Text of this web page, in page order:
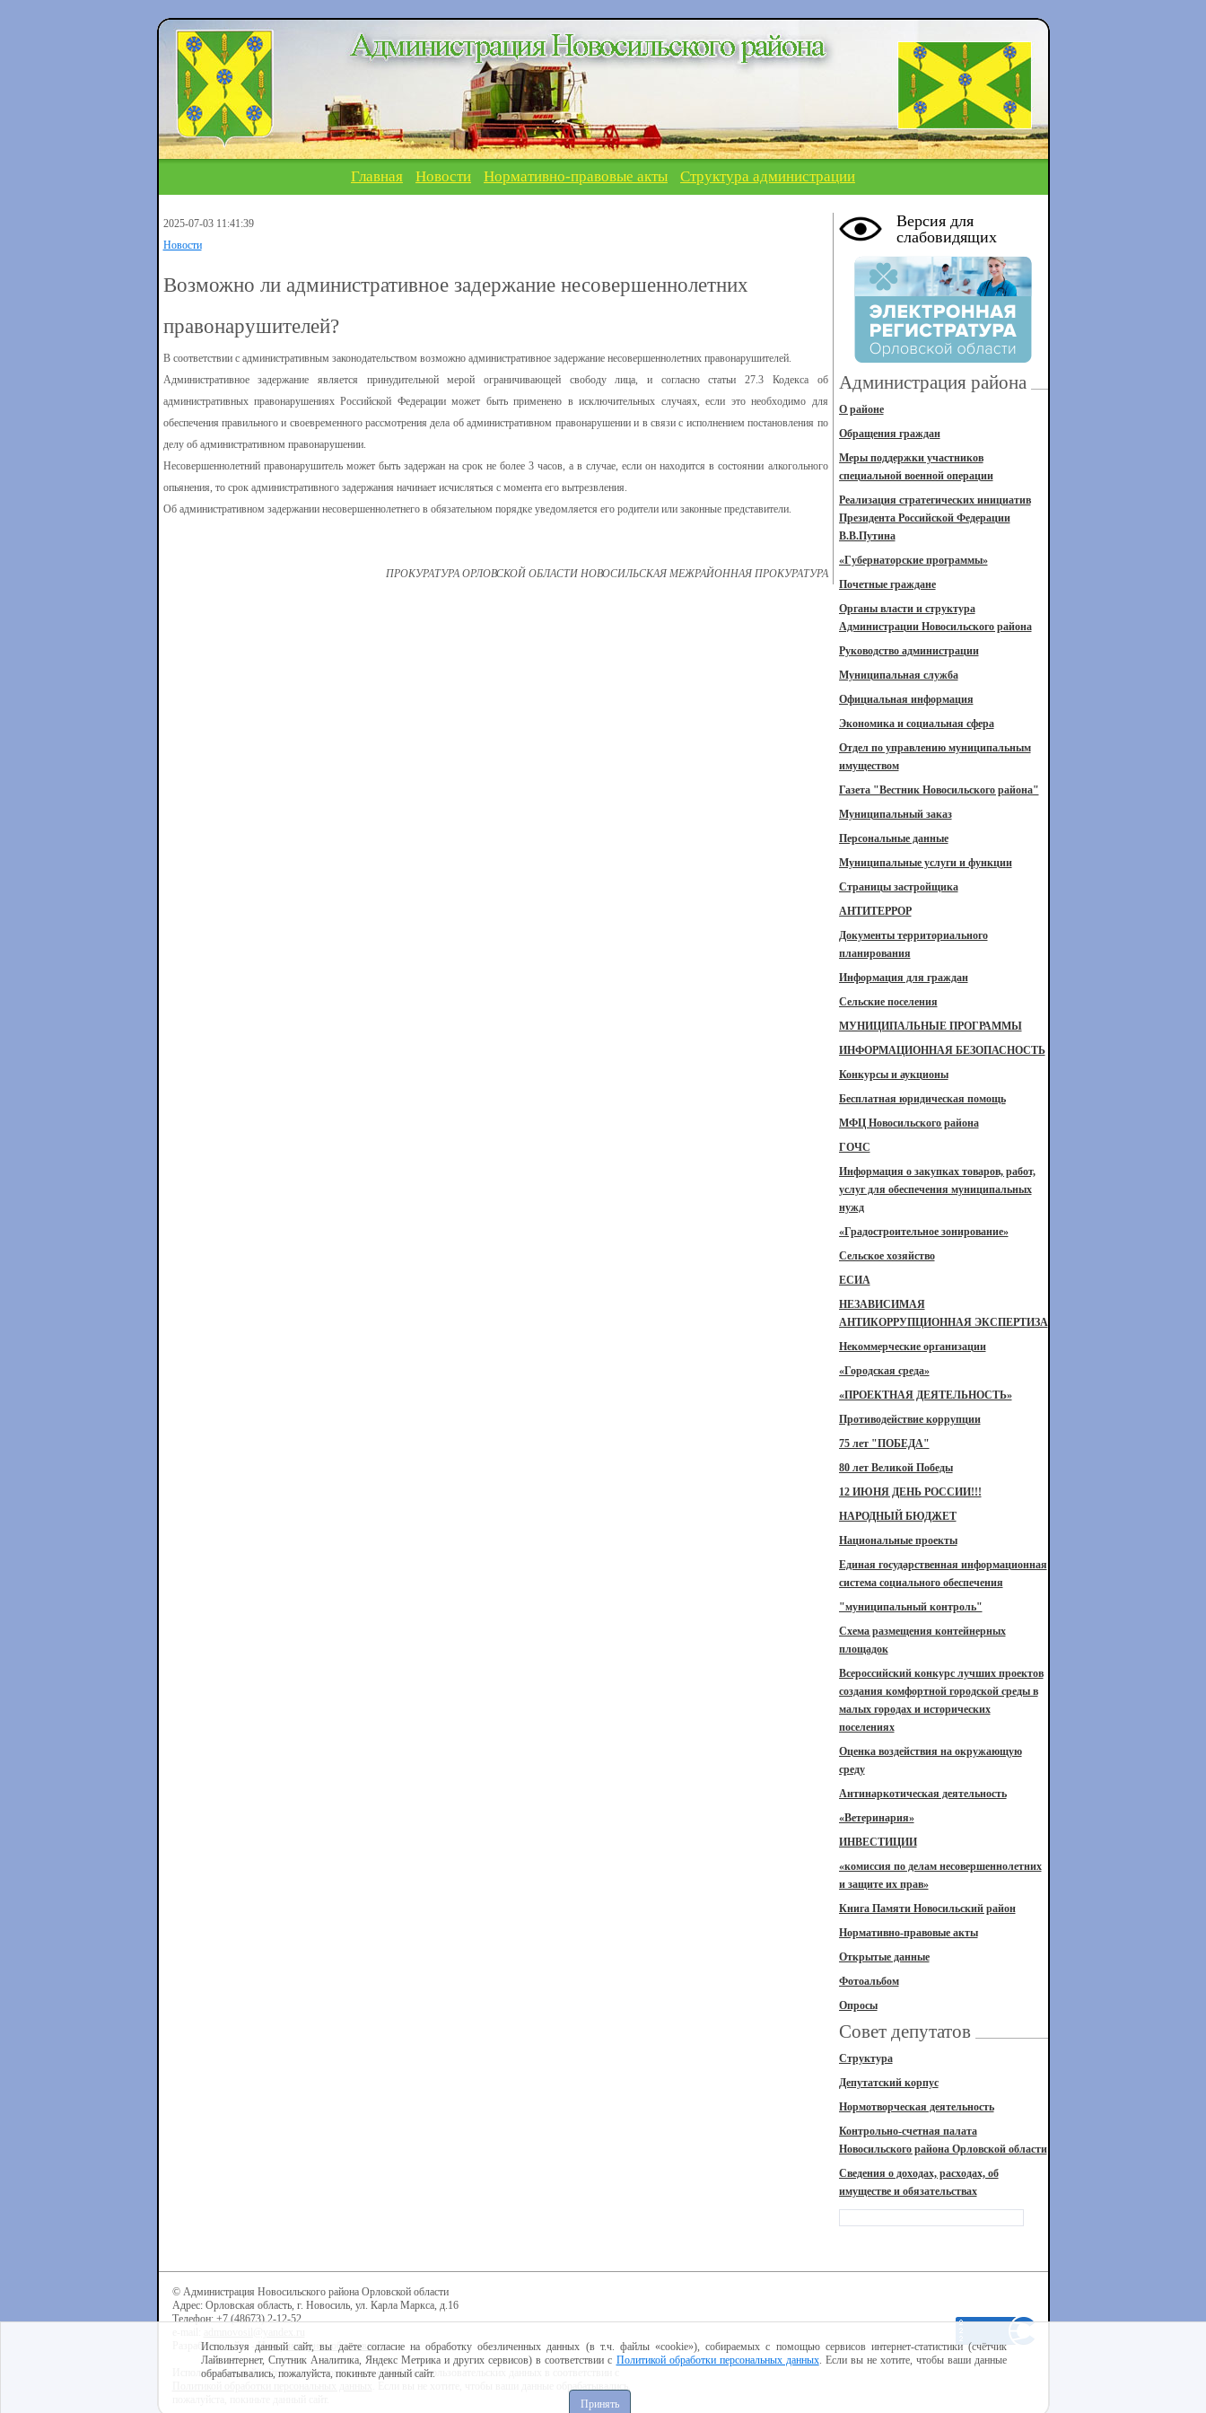
Главная Новости Нормативно-правовые акты Структура администрации
2025-07-03 11:41:39
Новости
Возможно ли административное задержание несовершеннолетних
правонарушителей?
В соответствии с административным законодательством возможно административное задержание несовершеннолетних правонарушителей.
Административное задержание является принудительной мерой ограничивающей свободу лица, и согласно статьи 27.3 Кодекса об
административных правонарушениях Российской Федерации может быть применено в исключительных случаях, если это необходимо для
обеспечения правильного и своевременного рассмотрения дела об административном правонарушении и в связи с исполнением постановления по
делу об административном правонарушении.
Несовершеннолетний правонарушитель может быть задержан на срок не более 3 часов, а в случае, если он находится в состоянии алкогольного
опьянения, то срок административного задержания начинает исчисляться с момента его вытрезвления.
Об административном задержании несовершеннолетнего в обязательном порядке уведомляется его родители или законные представители.
ПРОКУРАТУРА ОРЛОВСКОЙ ОБЛАСТИ НОВОСИЛЬСКАЯ МЕЖРАЙОННАЯ ПРОКУРАТУРА
Версия для
слабовидящих
Администрация района
О районе
Обращения граждан
Меры поддержки участников
специальной военной операции
Реализация стратегических инициатив
Президента Российской Федерации
В.В.Путина
«Губернаторские программы»
Почетные граждане
Органы власти и структура
Администрации Новосильского района
Руководство администрации
Муниципальная служба
Официальная информация
Экономика и социальная сфера
Отдел по управлению муниципальным
имуществом
Газета "Вестник Новосильского района"
Муниципальный заказ
Персональные данные
Муниципальные услуги и функции
Страницы застройщика
АНТИТЕРРОР
Документы территориального
планирования
Информация для граждан
Сельские поселения
МУНИЦИПАЛЬНЫЕ ПРОГРАММЫ
ИНФОРМАЦИОННАЯ БЕЗОПАСНОСТЬ
Конкурсы и аукционы
Бесплатная юридическая помощь
МФЦ Новосильского района
ГОЧС
Информация о закупках товаров, работ,
услуг для обеспечения муниципальных
нужд
«Градостроительное зонирование»
Сельское хозяйство
ЕСИА
НЕЗАВИСИМАЯ
АНТИКОРРУПЦИОННАЯ ЭКСПЕРТИЗА
Некоммерческие организации
«Городская среда»
«ПРОЕКТНАЯ ДЕЯТЕЛЬНОСТЬ»
Противодействие коррупции
75 лет "ПОБЕДА"
80 лет Великой Победы
12 ИЮНЯ ДЕНЬ РОССИИ!!!
НАРОДНЫЙ БЮДЖЕТ
Национальные проекты
Единая государственная информационная
система социального обеспечения
"муниципальный контроль"
Схема размещения контейнерных
площадок
Всероссийский конкурс лучших проектов
создания комфортной городской среды в
малых городах и исторических
поселениях
Оценка воздействия на окружающую
среду
Антинаркотическая деятельность
«Ветеринария»
ИНВЕСТИЦИИ
«комиссия по делам несовершеннолетних
и защите их прав»
Книга Памяти Новосильский район
Нормативно-правовые акты
Открытые данные
Фотоальбом
Опросы
Совет депутатов
Структура
Депутатский корпус
Нормотворческая деятельность
Контрольно-счетная палата
Новосильского района Орловской области
Сведения о доходах, расходах, об
имуществе и обязательствах
© Администрация Новосильского района Орловской области
Адрес: Орловская область, г. Новосиль, ул. Карла Маркса, д.16
Телефон: +7 (48673) 2-12-52
Разработка сайта -Центр интернет-образования
Используя данный сайт, вы даёте согласие на обработку пользовательских данных в соответствии с
Используя данный сайт, вы даёте согласие на обработку обезличенных данных (в т.ч. файлы «cookie»), собираемых с помощью сервисов интернет-статистики (счётчик
Лайвинтернет, Спутник Аналитика, Яндекс Метрика и других сервисов) в соответствии с Политикой обработки персональных данных. Если вы не хотите, чтобы ваши данные
обрабатывались, пожалуйста, покиньте данный сайт.
Принять